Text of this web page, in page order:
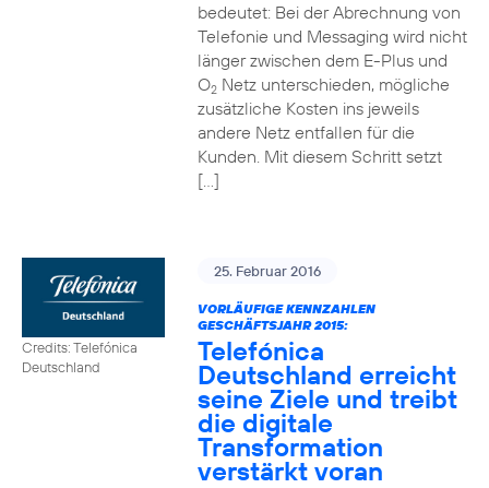
bedeutet: Bei der Abrechnung von
Telefonie und Messaging wird nicht
länger zwischen dem E-Plus und
O2Netz unterschieden, mögliche
zusätzliche Kosten ins jeweils
andere Netz entfallen für die
Kunden. Mit diesem Schritt setzt
[…]
Credits: Telefónica
Deutschland
25. Februar 2016
VORLÄUFIGE KENNZAHLEN
GESCHÄFTSJAHR 2015:
Telefónica
Deutschland erreicht
seine Ziele und treibt
die digitale
Transformation
verstärkt voran